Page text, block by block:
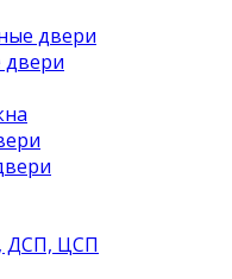
двери
ДСП, ЦСП